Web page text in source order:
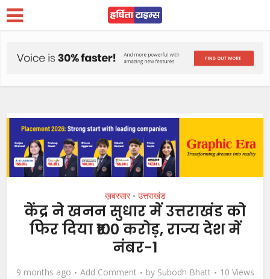
ख़बरसार • उत्तराखंड
केंद्र ने खनन सुधार में उत्तराखंड को
फिर दिया ₹100 करोड़, राज्य देश में
नंबर-1
9 months ago Add Comment by Subodh Bhatt 10 Views